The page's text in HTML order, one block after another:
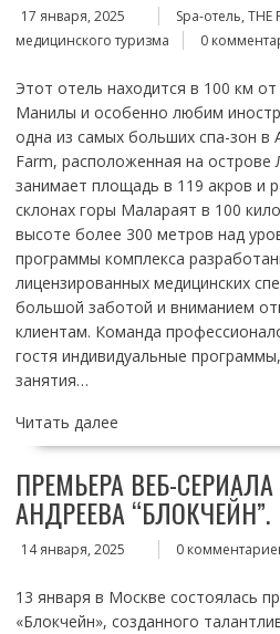
17 января, 2025
Spa-отель,
медицинского туризма
0
Этот отель находится в 100 км
Манилы и особенно любим
одна из самых больших спа-зон в
Farm, расположенная на острове
занимает площадь в 119 акров и
склонах горы Малараят в 100
высоте более 300 метров над
программы комплекса
лицензированных медицинских
большой заботой и вниманием
клиентам. Команда
гостя индивидуальные
занятия…
Читать далее
ПРЕМЬЕРА ВЕБ-
АНДРЕЕВА “БЛОКЧЕЙН”.
14 января, 2025 0
13 января в Москве состоялась
«Блокчейн», созданного